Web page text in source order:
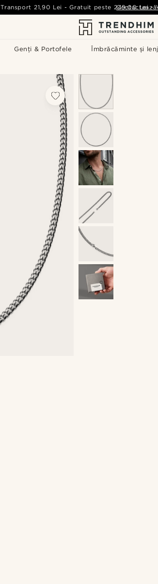
Genți & Portofele Îmbrăcăminte și
Transport 21,90 Lei -Gratuit peste 249,00 Lei -